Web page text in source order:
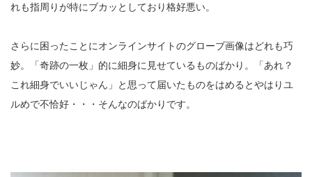
れも指周りが特にブカッとしており格好悪い。
さらに困ったことにオンラインサイトのグローブ画像はどれも巧
妙。「奇跡の一枚」的に細身に見せているものばかり。「あれ？
これ細身でいいじゃん」と思って届いたものをはめるとやはりユ
ルめで不恰好・・・そんなのばかりです。